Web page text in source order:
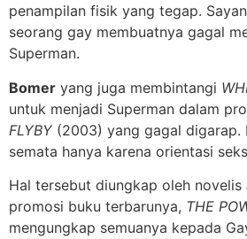
penampilan fisik yang tegap.
seorang gay membuatnya gagal
Superman.
Bomer yang juga membintangi
untuk menjadi Superman dalam
FLYBY (2003) yang gagal digarap.
semata hanya karena orientasi
Hal tersebut diungkap oleh novelis
promosi buku terbarunya, THE
mengungkap semuanya kepada